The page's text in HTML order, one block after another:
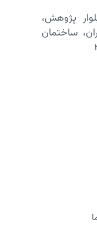
پژوهش،
ساختمان